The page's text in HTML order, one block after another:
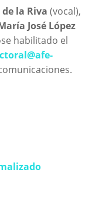
la Riva (vocal),
José López
habilitado el